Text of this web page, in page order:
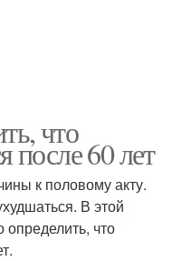
что
после 60 лет
к половому акту.
В этой
что